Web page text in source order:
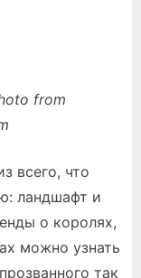
from
всего, что
ландшафт и
о королях,
можно узнать
так